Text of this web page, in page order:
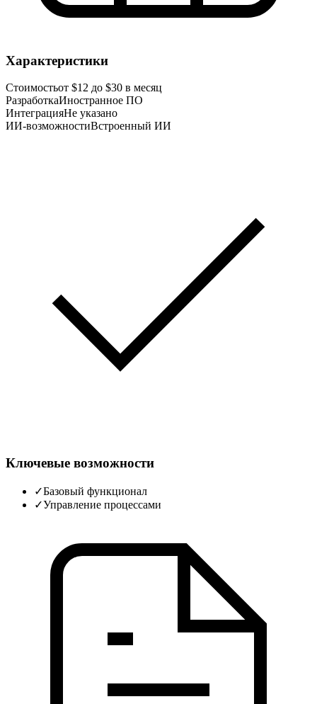
Характеристики
Стоимостьот $12 до $30 в месяц
РазработкаИностранное ПО
ИнтеграцияНе указано
ИИ-возможностиВстроенный ИИ
Ключевые возможности
✓Базовый функционал
✓Управление процессами